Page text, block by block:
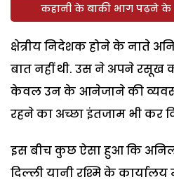
कहानी के बाकी भाग पढ़ने
क्षेत्रीय निदेशक होने के नाते
बात नहीं थी. उस ने अपने रसूख
केवल उन के आनेजाने की
रहने का अच्छा इंतजाम भी कर
इस बीच कुछ ऐसा हुआ कि
दिल्ली यानी रश्मि के